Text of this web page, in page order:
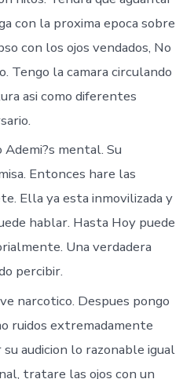
con la proxima epoca sobre
con los ojos vendados, No
Tengo la camara circulando
asi­ como diferentes
mental. Su
Entonces hare las
Ella ya esta inmovilizada y
hablar. Hasta Hoy puede
Una verdadera
percibir.
narcotico. Despues pongo
ruidos extremadamente
audicion lo razonable igual
tratare las ojos con un